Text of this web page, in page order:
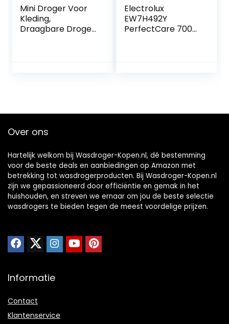
Mini Droger Voor
Kleding,
Draagbare Droger,
Droogtas),
mini droger
Electrolux
EW7H492Y
PerfectCare 700
Over ons
Hartelijk welkom bij Wasdroger-Kopen.nl, dé bestemming
voor de beste deals en aanbiedingen op Amazon met
betrekking tot wasdrogerproducten. Bij Wasdroger-Kopen.nl
zijn we gepassioneerd door efficiëntie en gemak in het
huishouden, en streven we ernaar om jou de beste selectie
wasdrogers te bieden tegen de meest voordelige prijzen.
Informatie
Contact
Klantenservice